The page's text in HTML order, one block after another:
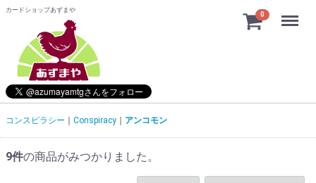
カードショップあずまや
0 Menu
コンスピラシー Conspiracy アンコモン
9件の商品がみつかりました。